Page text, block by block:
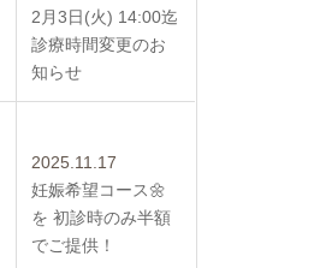
2月3日(火) 14:00迄
診療時間変更のお
知らせ
2025.11.17
妊娠希望コース🌼
を 初診時のみ半額
でご提供！